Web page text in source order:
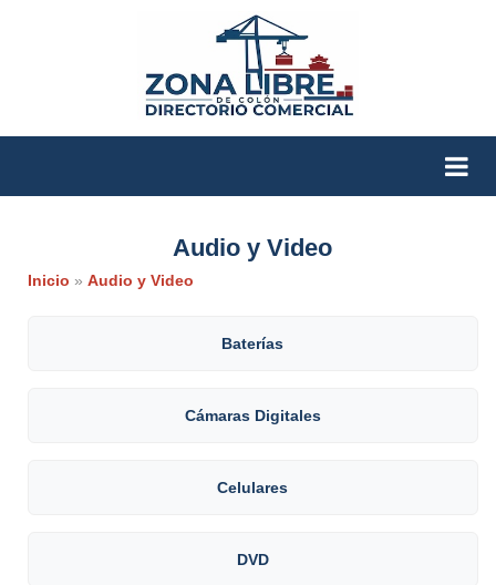
Audio y Video
Inicio » Audio y Video
Baterías
Cámaras Digitales
Celulares
DVD